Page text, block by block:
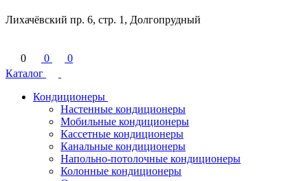
Лихачёвский пр. 6, стр. 1, Долгопрудный
0 0
0
Каталог
Кондиционеры
Настенные кондиционеры
Мобильные кондиционеры
Кассетные кондиционеры
Канальные кондиционеры
Напольно-потолочные кондиционеры
Колонные кондиционеры